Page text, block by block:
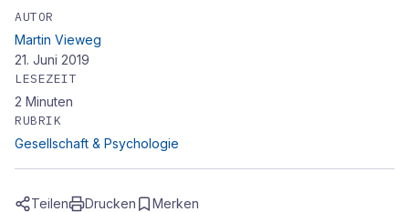
AUTOR
Martin Vieweg
21. Juni 2019
LESEZEIT
2 Minuten
RUBRIK
Gesellschaft & Psychologie
Teilen Drucken Merken